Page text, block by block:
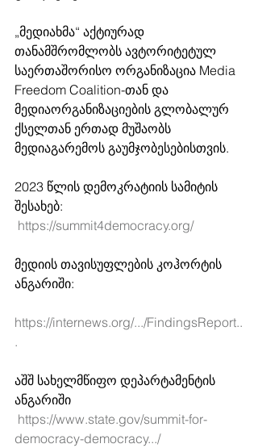
„მედიახმა“ აქტიურად
თანამშრომლობს ავტორიტეტულ
საერთაშორისო ორგანიზაცია Media
Freedom Coalition-თან და
მედიაორგანიზაციების გლობალურ
ქსელთან ერთად მუშაობს
მედიაგარემოს გაუმჯობესებისთვის.
2023 წლის დემოკრატიის სამიტის
შესახებ:
https://summit4democracy.org/
მედიის თავისუფლების კოჰორტის
ანგარიში:
https://internews.org/.../FindingsReport..
.
აშშ სახელმწიფო დეპარტამენტის
ანგარიში
https://www.state.gov/summit-for-
democracy-democracy.../